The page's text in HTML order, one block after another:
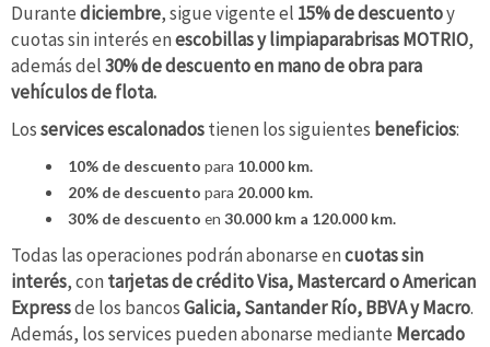
Durantediciembre, sigue vigente el 15% de descuentoy
cuotas sin interés enescobillas y limpiaparabrisas MOTRIO,
además del30% de descuento en mano de obra para
vehículos de flota.
Losservices escalonadostienen los siguientes beneficios:
10% de descuento para 10.000 km.
20% de descuento para 20.000 km.
30% de descuento en 30.000 km a 120.000 km.
Todas las operaciones podrán abonarse encuotas sin
interés, con tarjetas de crédito Visa, Mastercard o American
Expressde los bancosGalicia, Santander Río, BBVA y Macro.
Además, los services pueden abonarse mediante Mercado